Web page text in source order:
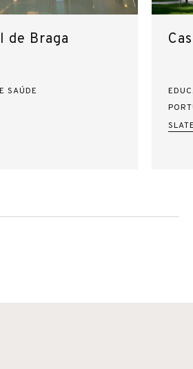
de Braga
SAÚDE